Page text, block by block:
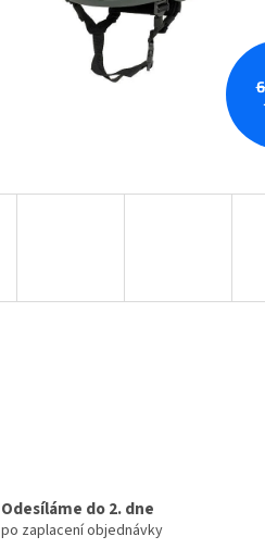
Odesíláme do 2. dne
po zaplacení objednávky